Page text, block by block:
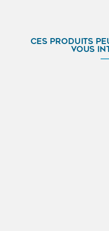
CES PRODUITS
VOUS